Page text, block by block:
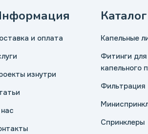
и оплата
изнутри
Каталог
Капельные
Фитинги для
капельного
Фильтрация
Спринклеры